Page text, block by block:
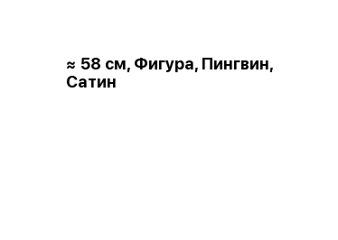
≈ 58 см, Фигура, Пингвин,
Сатин